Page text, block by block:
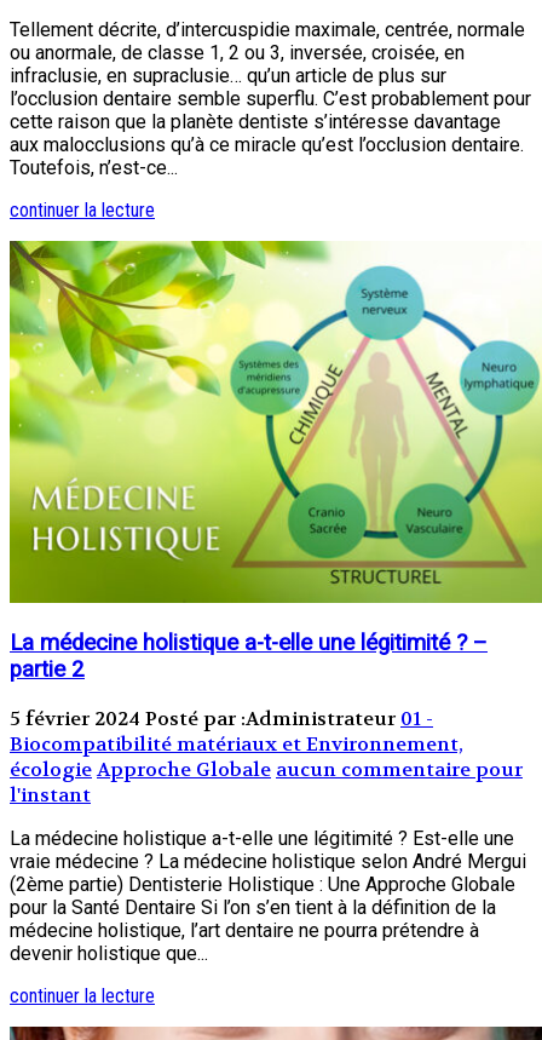
Tellement décrite, d’intercuspidie maximale, centrée, normale
ou anormale, de classe 1, 2 ou 3, inversée, croisée, en
infraclusie, en supraclusie… qu’un article de plus sur
l’occlusion dentaire semble superflu. C’est probablement pour
cette raison que la planète dentiste s’intéresse davantage
aux malocclusions qu’à ce miracle qu’est l’occlusion dentaire.
Toutefois, n’est-ce...
continuer la lecture
La médecine holistique a-t-elle une légitimité ? –
partie 2
5 février 2024 Posté par :Administrateur 01 -
Biocompatibilité matériaux et Environnement,
écologieApproche Globale aucun commentaire pour
l'instant
La médecine holistique a-t-elle une légitimité ? Est-elle une
vraie médecine ? La médecine holistique selon André Mergui
(2ème partie) Dentisterie Holistique : Une Approche Globale
pour la Santé Dentaire Si l’on s’en tient à la définition de la
médecine holistique, l’art dentaire ne pourra prétendre à
devenir holistique que...
continuer la lecture